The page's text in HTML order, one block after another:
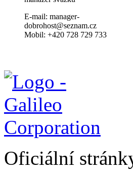
E-mail: manager-
dobrohost@seznam.cz
Mobil: +420 728 729 733
Oficiální